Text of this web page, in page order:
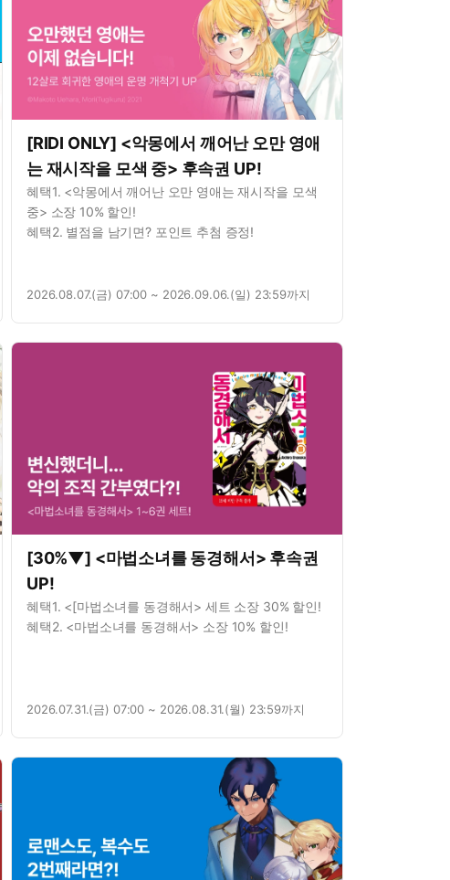
[RIDI ONLY] <악몽에서 깨어난 오만 영애
는 재시작을 모색 중> 후속권 UP!
혜택1. <악몽에서 깨어난 오만 영애는 재시작을 모색
중> 소장 10% 할인!
혜택2. 별점을 남기면? 포인트 추첨 증정!
2026.08.07.(금) 07:00 ~ 2026.09.06.(일) 23:59까지
[30%▼] <마법소녀를 동경해서> 후속권
UP!
혜택1. <[마법소녀를 동경해서> 세트 소장 30% 할인!
혜택2. <마법소녀를 동경해서> 소장 10% 할인!
2026.07.31.(금) 07:00 ~ 2026.08.31.(월) 23:59까지